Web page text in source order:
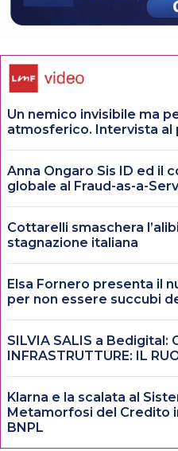
Un nemico invisibile ma
atmosferico. Intervista al
Anna Ongaro Sis ID ed il
globale al Fraud-as-a-
Cottarelli smaschera
stagnazione italiana
Elsa Fornero presenta il
per non essere succubi
SILVIA SALIS a Bedigital:
INFRASTRUTTURE: IL
Klarna e la scalata al
Metamorfosi del Credito
BNPL